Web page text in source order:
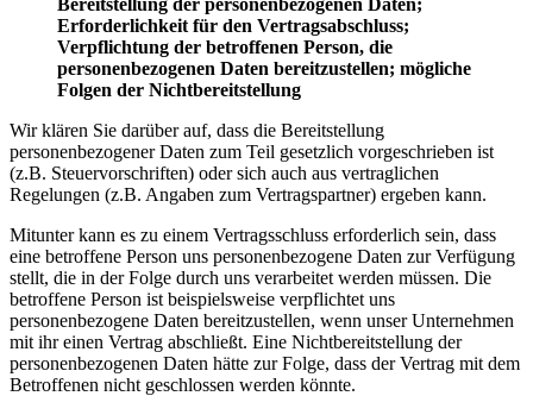
Bereitstellung der personenbezogenen Daten;
Erforderlichkeit für den Vertragsabschluss;
Verpflichtung der betroffenen Person, die
personenbezogenen Daten bereitzustellen; mögliche
Folgen der Nichtbereitstellung
Wir klären Sie darüber auf, dass die Bereitstellung
personenbezogener Daten zum Teil gesetzlich vorgeschrieben ist
(z.B. Steuervorschriften) oder sich auch aus vertraglichen
Regelungen (z.B. Angaben zum Vertragspartner) ergeben kann.
Mitunter kann es zu einem Vertragsschluss erforderlich sein, dass
eine betroffene Person uns personenbezogene Daten zur Verfügung
stellt, die in der Folge durch uns verarbeitet werden müssen. Die
betroffene Person ist beispielsweise verpflichtet uns
personenbezogene Daten bereitzustellen, wenn unser Unternehmen
mit ihr einen Vertrag abschließt. Eine Nichtbereitstellung der
personenbezogenen Daten hätte zur Folge, dass der Vertrag mit dem
Betroffenen nicht geschlossen werden könnte.